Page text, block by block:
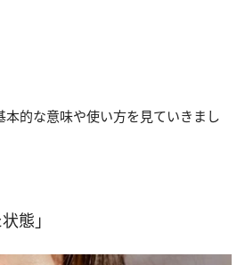
本的な意味や使い方を見ていきまし
態」